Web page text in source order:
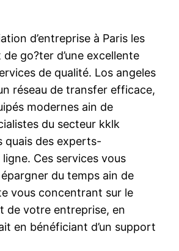
d’entreprise à Paris les
go?ter d’une excellente
de qualité. Los angeles
réseau de transfer efficace,
modernes ain de
du secteur kklk
quais des experts-
Ces services vous
du temps ain de
vous concentrant sur le
de votre entreprise, en
en bénéficiant d’un support